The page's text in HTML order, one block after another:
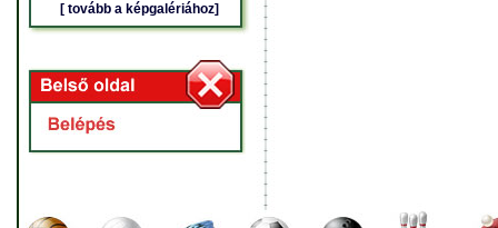
[ tovább a képgalériához]